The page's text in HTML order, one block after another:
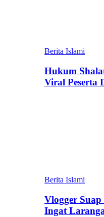
Berita Islami
Hukum
Viral Peserta
Berita Islami
Vlogger
Ingat